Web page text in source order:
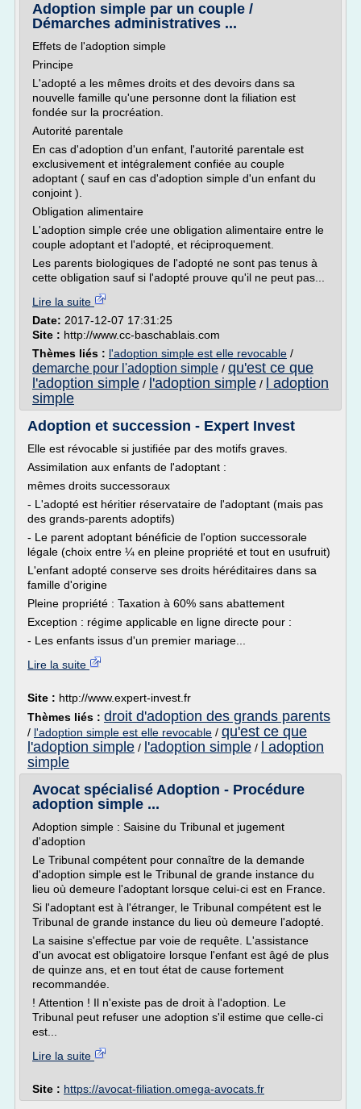
Adoption simple par un couple /
Démarches administratives ...
Effets de l'adoption simple
Principe
L'adopté a les mêmes droits et des devoirs dans sa
nouvelle famille qu'une personne dont la filiation est
fondée sur la procréation.
Autorité parentale
En cas d'adoption d'un enfant, l'autorité parentale est
exclusivement et intégralement confiée au couple
adoptant ( sauf en cas d'adoption simple d'un enfant du
conjoint ).
Obligation alimentaire
L'adoption simple crée une obligation alimentaire entre le
couple adoptant et l'adopté, et réciproquement.
Les parents biologiques de l'adopté ne sont pas tenus à
cette obligation sauf si l'adopté prouve qu'il ne peut pas...
Lire la suite
Date: 2017-12-07 17:31:25
Site : http://www.cc-baschablais.com
Thèmes liés : l'adoption simple est elle revocable /
demarche pour l'adoption simple / qu'est ce que
l'adoption simple / l'adoption simple /
l adoption
simple
Adoption et succession - Expert Invest
Elle est révocable si justifiée par des motifs graves.
Assimilation aux enfants de l'adoptant :
mêmes droits successoraux
- L'adopté est héritier réservataire de l'adoptant (mais pas
des grands-parents adoptifs)
- Le parent adoptant bénéficie de l'option successorale
légale (choix entre ¼ en pleine propriété et tout en usufruit)
L'enfant adopté conserve ses droits héréditaires dans sa
famille d'origine
Pleine propriété : Taxation à 60% sans abattement
Exception : régime applicable en ligne directe pour :
- Les enfants issus d'un premier mariage...
Lire la suite
Site : http://www.expert-invest.fr
Thèmes liés : droit d'adoption des grands parents
/ l'adoption simple est elle revocable / qu'est ce que
l'adoption simple / l'adoption simple /
l adoption
simple
Avocat spécialisé Adoption - Procédure
adoption simple ...
Adoption simple : Saisine du Tribunal et jugement
d'adoption
Le Tribunal compétent pour connaître de la demande
d'adoption simple est le Tribunal de grande instance du
lieu où demeure l'adoptant lorsque celui-ci est en France.
Si l'adoptant est à l'étranger, le Tribunal compétent est le
Tribunal de grande instance du lieu où demeure l'adopté.
La saisine s'effectue par voie de requête. L'assistance
d'un avocat est obligatoire lorsque l'enfant est âgé de plus
de quinze ans, et en tout état de cause fortement
recommandée.
! Attention ! Il n'existe pas de droit à l'adoption. Le
Tribunal peut refuser une adoption s'il estime que celle-ci
est...
Lire la suite
Site : https://avocat-filiation.omega-avocats.fr